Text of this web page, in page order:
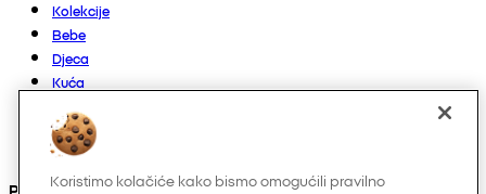
Kolekcije
Bebe
Djeca
Kuća
Muškarci
Ostalo
Koristimo kolačiće kako bismo omogućili pravilno